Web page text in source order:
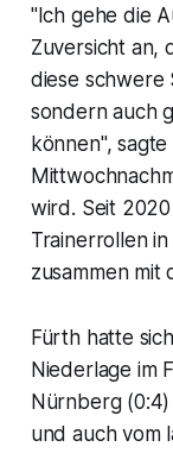
"Ich gehe die
Zuversicht an,
diese schwere
sondern auch
können",
wird. Seit
Trainerrollen
zusammen mit
Fürth hatte
Niederlage im
Nürnberg
und auch vom